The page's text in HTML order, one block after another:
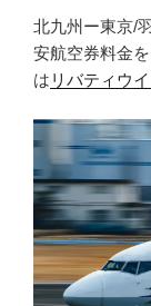
北九州ー東京/
安航空券料金
は リバティウ